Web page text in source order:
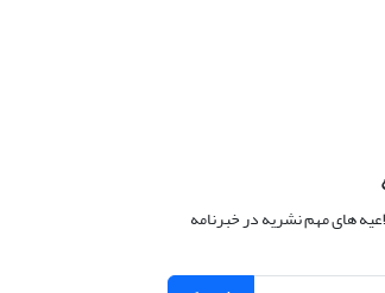
های مهم نشریه در خبرنامه